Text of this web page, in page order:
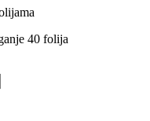
40 folija